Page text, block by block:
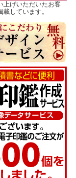
上げいただいたお客
しています。